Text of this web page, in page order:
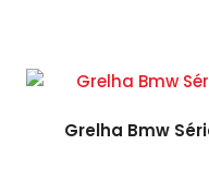
Grelha Bmw